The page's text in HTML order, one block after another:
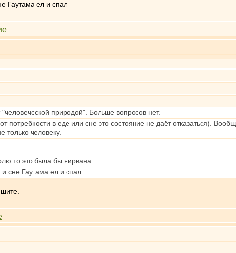
Гаутама ел и спал
"человеческой природой". Больше вопросов нет.
потребности в еде или сне это состояние не даёт отказаться).
только человеку.
то это была бы нирвана.
и сне Гаутама ел и спал